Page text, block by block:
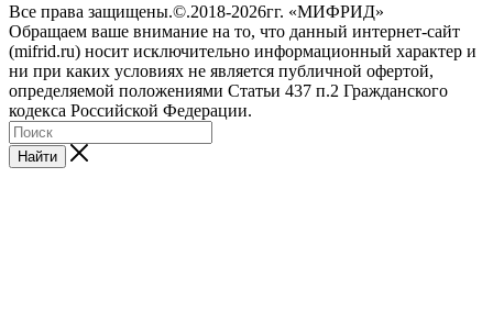
Все права защищены.©.2018-2026гг. «МИФРИД»
Обращаем ваше внимание на то, что данный интернет-сайт
(mifrid.ru) носит исключительно информационный характер и
ни при каких условиях не является публичной офертой,
определяемой положениями Статьи 437 п.2 Гражданского
кодекса Российской Федерации.
Найти